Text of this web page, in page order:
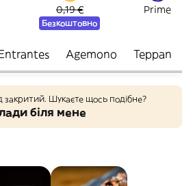
0,19 €
Безкоштовно
Prime
Agemono Teppan
закритий. Шукаєте щось подібне?
біля мене